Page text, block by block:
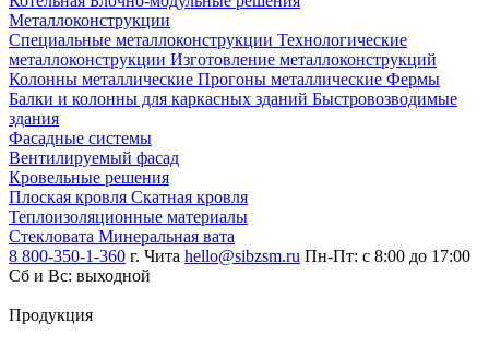
Металлоконструкции
Специальные металлоконструкции Технологические
металлоконструкции Изготовление металлоконструкций
Колонны металлические Прогоны металлические Фермы
Балки и колонны для каркасных зданий Быстровозводимые
здания
Фасадные системы
Вентилируемый фасад
Кровельные решения
Плоская кровля Скатная кровля
Теплоизоляцион­ные материалы
Стекловата Минеральная вата
8 800-350-1-360 г. Чита hello@sibzsm.ru Пн-Пт: с 8:00 до 17:00
Сб и Вс: выходной
Продукция